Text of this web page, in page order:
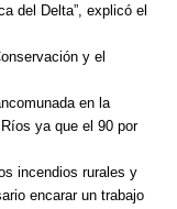
del Delta”, explicó el
y el
en la
ya que el 90 por
incendios rurales y
encarar un trabajo